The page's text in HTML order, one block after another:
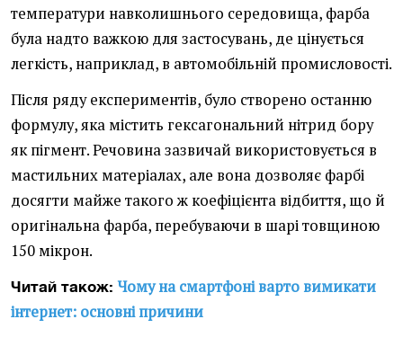
температури навколишнього середовища, фарба
була надто важкою для застосувань, де цінується
легкість, наприклад, в автомобільній промисловості.
Після ряду експериментів, було створено останню
формулу, яка містить гексагональний нітрид бору
як пігмент. Речовина зазвичай використовується в
мастильних матеріалах, але вона дозволяє фарбі
досягти майже такого ж коефіцієнта відбиття, що й
оригінальна фарба, перебуваючи в шарі товщиною
150 мікрон.
Читай також:Чому на смартфоні варто вимикати
інтернет: основні причини